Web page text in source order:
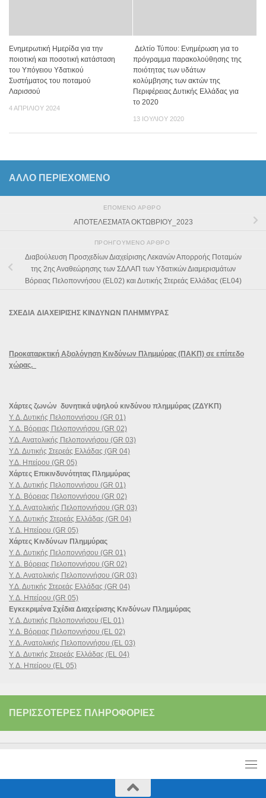
Ενημερωτική Ημερίδα για την
ποιοτική και ποσοτική κατάσταση
του Υπόγειου Υδατικού
Συστήματος του ποταμού
Λαρισσού
4 ΑΠΡΙΛΊΟΥ 2024
Δελτίο Τύπου: Ενημέρωση για το
πρόγραμμα παρακολούθησης της
ποιότητας των υδάτων
κολύμβησης των ακτών της
Περιφέρειας Δυτικής Ελλάδας για
το 2020
13 ΙΟΥΛΊΟΥ 2020
ΆΛΛΟ ΠΕΡΙΕΧΟΜΕΝΟ
ΕΠΌΜΕΝΟ ΆΡΘΡΟ
ΑΠΟΤΕΛΕΣΜΑΤΑ ΟΚΤΩΒΡΙΟΥ_2023
ΠΡΟΗΓΟΎΜΕΝΟ ΆΡΘΡΟ
Διαβούλευση Προσχεδίων Διαχείρισης Λεκανών Απορροής Ποταμών
της 2ης Αναθεώρησης των ΣΔΛΑΠ των Υδατικών Διαμερισμάτων
Βόρειας Πελοποννήσου (EL02) και Δυτικής Στερεάς Ελλάδας (EL04)
ΣΧΕΔΙΑ ΔΙΑΧΕΙΡΙΣΗΣ ΚΙΝΔΥΝΩΝ ΠΛΗΜΜΥΡΑΣ
Προκαταρκτική Αξιολόγηση Κινδύνων Πλημμύρας (ΠΑΚΠ) σε επίπεδο
χώρας.
Χάρτες ζωνών δυνητικά υψηλού κινδύνου πλημμύρας (ΖΔΥΚΠ)
Υ. Δ. Δυτικής Πελοποννήσου (GR 01)
Υ. Δ. Βόρειας Πελοποννήσου (GR 02)
Υ.Δ. Ανατολικής Πελοποννήσου (GR 03)
Υ.Δ. Δυτικής Στερεάς Ελλάδας (GR 04)
Υ.Δ. Ηπείρου (GR 05)
Χάρτες Επικινδυνότητας Πλημμύρας
Υ. Δ. Δυτικής Πελοποννήσου (GR 01)
Υ. Δ. Βόρειας Πελοποννήσου (GR 02)
Υ. Δ. Ανατολικής Πελοποννήσου (GR 03)
Υ. Δ. Δυτικής Στερεάς Ελλάδας (GR 04)
Υ. Δ. Ηπείρου (GR 05)
Χάρτες Κινδύνων Πλημμύρας
Υ. Δ. Δυτικής Πελοποννήσου (GR 01)
Υ. Δ. Βόρειας Πελοποννήσου (GR 02)
Υ. Δ. Ανατολικής Πελοποννήσου (GR 03)
Υ.Δ. Δυτικής Στερεάς Ελλάδας (GR 04)
Υ. Δ. Ηπείρου (GR 05)
Εγκεκριμένα Σχέδια Διαχείρισης Κινδύνων Πλημμύρας
Υ. Δ. Δυτικής Πελοποννήσου (EL 01)
Υ. Δ. Βόρειας Πελοποννήσου (EL 02)
Υ. Δ. Ανατολικής Πελοποννήσου (EL 03)
Υ. Δ. Δυτικής Στερεάς Ελλάδας (EL 04)
Υ. Δ. Ηπείρου (EL 05)
ΠΕΡΙΣΣΌΤΕΡΕΣ ΠΛΗΡΟΦΟΡΊΕΣ